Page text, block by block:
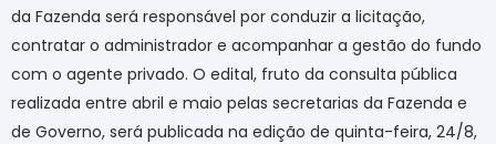
da Fazenda será responsável por conduzir a licitação,
contratar o administrador e acompanhar a gestão do fundo
com o agente privado. O edital, fruto da consulta pública
realizada entre abril e maio pelas secretarias da Fazenda e
de Governo, será publicada na edição de quinta-feira, 24/8,